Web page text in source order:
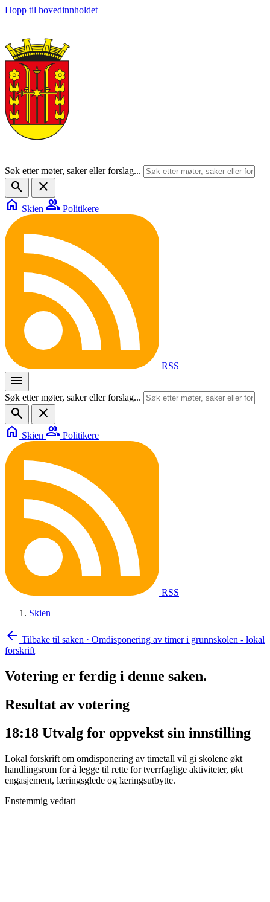
Hopp til hovedinnholdet
Søk etter møter, saker eller forslag...
search
close
home Skien group Politikere
RSS
menu
Søk etter møter, saker eller forslag...
search
close
home Skien group Politikere
RSS
Skien
arrow_back Tilbake til saken · Omdisponering av timer i grunnskolen - lokal
forskrift
Votering er ferdig i denne saken.
Resultat av votering
18:18 Utvalg for oppvekst sin innstilling
Lokal forskrift om omdisponering av timetall vil gi skolene økt
handlingsrom for å legge til rette for tverrfaglige aktiviteter, økt
engasjement, læringsglede og læringsutbytte.
Enstemmig vedtatt